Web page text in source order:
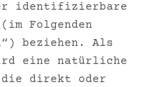
identifizierbare
Folgenden
beziehen. Als
eine natürliche
die direkt oder